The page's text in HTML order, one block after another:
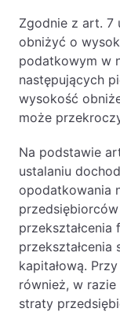
Zgodnie z art. 7
obniżyć o
podatkowym w
następujących
wysokość
może
Na podstawie
ustalaniu
opodatkowania
przekształcenia
kapitałową.
również, w razie
straty